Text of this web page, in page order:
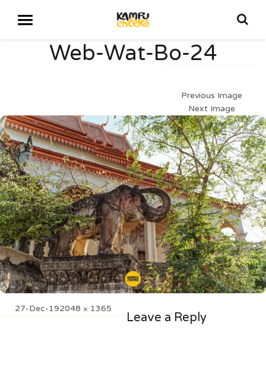
Web-Wat-Bo-24
Previous Image
Next Image
Posted
27-Dec-19Full
2048 × 1365
Leave a Reply